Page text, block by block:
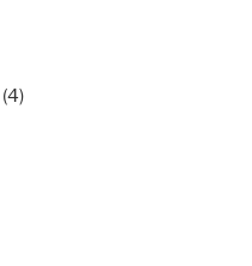
(4)